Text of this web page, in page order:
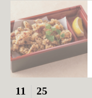
11 25